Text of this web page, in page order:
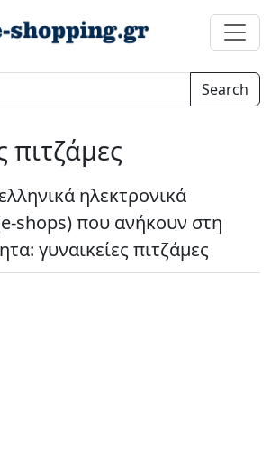
Search
πιτζάμες
ηλεκτρονικά
shops) που ανήκουν στη
γυναικείες πιτζάμες